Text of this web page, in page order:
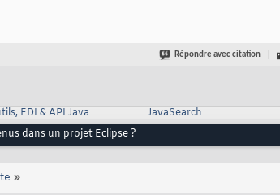
Répondre avec citation
EDI & API Java
JavaSearch
dans un projet Eclipse ?
»